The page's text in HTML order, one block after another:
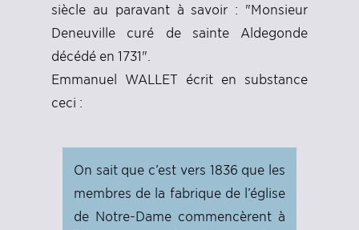
siècle au paravant à savoir : "Monsieur
Deneuville curé de sainte Aldegonde
décédé en 1731".
Emmanuel WALLET écrit en substance
ceci :
On sait que c’est vers 1836 que les
membres de la fabrique de l’église
de Notre-Dame commencèrent à